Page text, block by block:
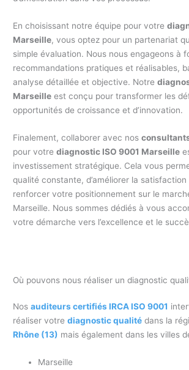
En choisissant notre équipe pour votre
Marseille, vous optez pour un partenariat
simple évaluation. Nous nous engageons à
recommandations pratiques et réalisables,
analyse détaillée et objective. Notre
Marseille est conçu pour transformer les
opportunités de croissance et d’innovation.
Finalement, collaborer avec nos
pour votrediagnostic ISO 9001 Marseille
investissement stratégique. Cela vous
qualité constante, d’améliorer la
renforcer votre positionnement sur le
Marseille. Nous sommes dédiés à vous
votre démarche vers l’excellence et le
Où pouvons nous réaliser un diagnostic
Nosauditeurs certifiés IRCA ISO 9001
réaliser votrediagnostic qualité dans la
Rhône (13) mais également dans les villes
Marseille